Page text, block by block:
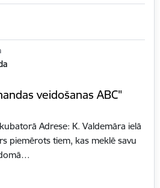
veidošanas ABC"
Adrese: K. Valdemāra ielā
piemērots tiem, kas meklē savu